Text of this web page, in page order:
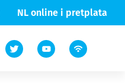
NL online i pretplata